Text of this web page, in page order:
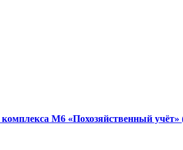
М6 «Похозяйственный учёт»